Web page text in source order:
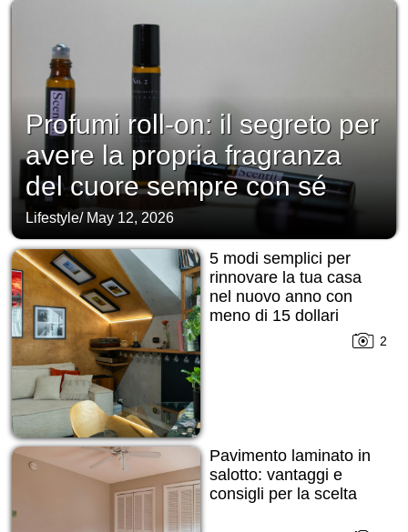
Profumi roll-on: il segreto per
avere la propria fragranza
del cuore sempre con sé
Lifestyle/ May 12, 2026
5 modi semplici per
rinnovare la tua casa
nel nuovo anno con
meno di 15 dollari
2
Pavimento laminato in
salotto: vantaggi e
consigli per la scelta